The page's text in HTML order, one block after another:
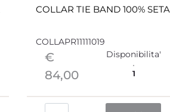
COLLAR TIE BAND 100% SETA
COLLAPR11111019
€
84,00
Disponibilita'
1